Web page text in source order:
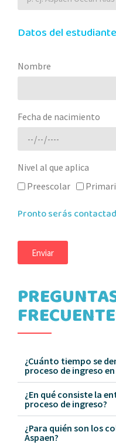
Datos del estudiante
Nombre
Fecha de nacimiento
Nivel al que aplica
Preescolar
Pronto serás
Enviar
¿Cuánto tiempo se
proceso de ingreso en
¿En qué consiste la
proceso de ingreso?
¿Para quién son los
Aspaen?